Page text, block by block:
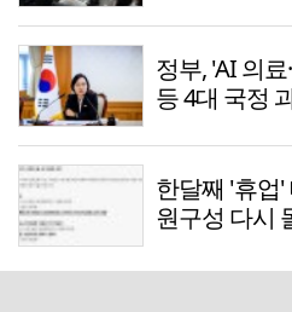
정부, 'AI 의
등 4대 국정
한달째 '휴업
원구성 다시